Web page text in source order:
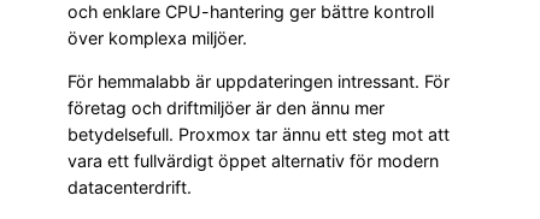
och enklare CPU-hantering ger bättre kontroll
över komplexa miljöer.
För hemmalabb är uppdateringen intressant. För
företag och driftmiljöer är den ännu mer
betydelsefull. Proxmox tar ännu ett steg mot att
vara ett fullvärdigt öppet alternativ för modern
datacenterdrift.